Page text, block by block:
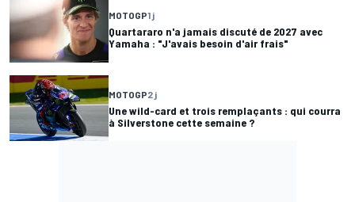
MOTOGP1 j
Quartararo n'a jamais discuté de 2027 avec
Yamaha : "J'avais besoin d'air frais"
MOTOGP2 j
Une wild-card et trois remplaçants : qui courra
à Silverstone cette semaine ?